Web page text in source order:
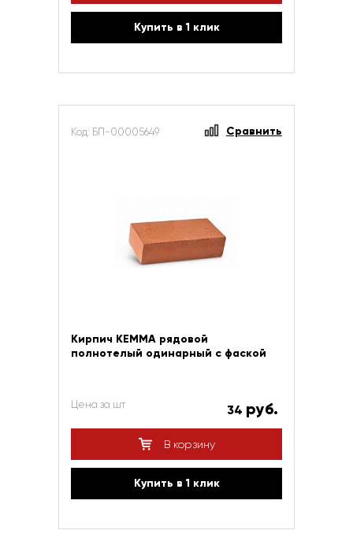
Купить в 1 клик
Код: БП-00005649 Сравнить
Кирпич КЕММА рядовой
полнотелый одинарный с фаской
Цена за шт 34 руб.
В корзину
Купить в 1 клик